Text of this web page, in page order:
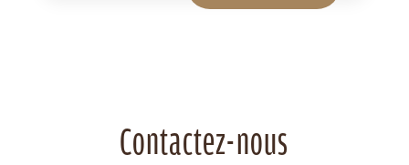
Contactez-nous